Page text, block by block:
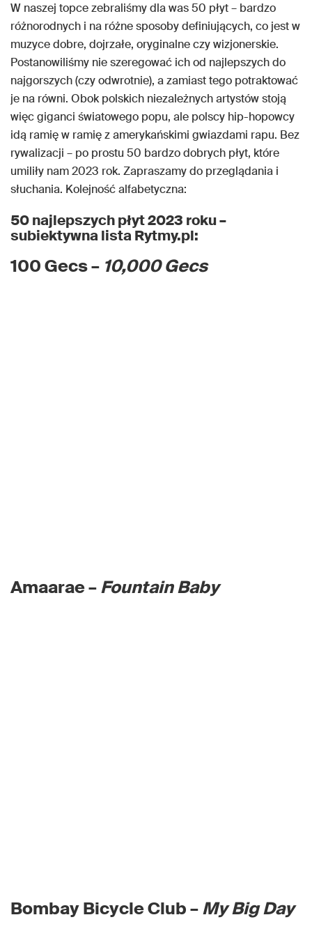
W naszej topce zebraliśmy dla was 50 płyt – bardzo
różnorodnych i na różne sposoby definiujących, co jest w
muzyce dobre, dojrzałe, oryginalne czy wizjonerskie.
Postanowiliśmy nie szeregować ich od najlepszych do
najgorszych (czy odwrotnie), a zamiast tego potraktować
je na równi. Obok polskich niezależnych artystów stoją
więc giganci światowego popu, ale polscy hip-hopowcy
idą ramię w ramię z amerykańskimi gwiazdami rapu. Bez
rywalizacji – po prostu 50 bardzo dobrych płyt, które
umiliły nam 2023 rok. Zapraszamy do przeglądania i
słuchania. Kolejność alfabetyczna:
50 najlepszych płyt 2023 roku –
subiektywna lista Rytmy.pl:
100 Gecs – 10,000 Gecs
Amaarae –Fountain Baby
Bombay Bicycle Club –My Big Day